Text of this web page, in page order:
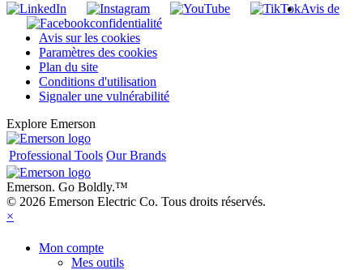
Avis de
confidentialité
Avis sur les cookies
Paramètres des cookies
Plan du site
Conditions d'utilisation
Signaler une vulnérabilité
Explore Emerson
Professional Tools Our Brands
Emerson. Go Boldly.™
© 2026 Emerson Electric Co. Tous droits réservés.
×
Mon compte
Mes outils